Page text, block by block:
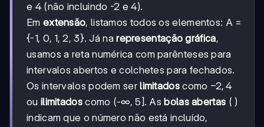
e 4 (não incluindo -2 e 4).
Em extensão, listamos todos os elementos: A =
{-1, 0, 1, 2, 3}. Já narepresentação gráfica,
usamos a reta numérica com parênteses para
intervalos abertos e colchetes para fechados.
Os intervalos podem serlimitadoscomo -2,
4
−2, 4
ou ilimitadoscomo (-∞, 5]. As bolas abertas ( )
indicam que o número não está incluído,